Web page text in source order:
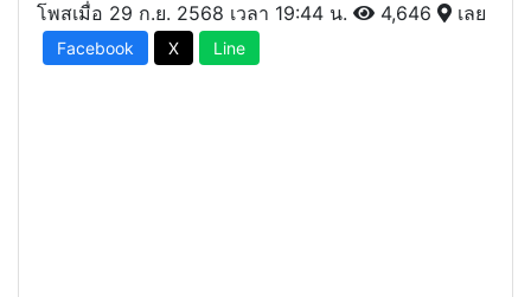
โพสเมื่อ 29 ก.ย. 2568 เวลา 19:44 น. 4,646 เลย
Facebook X Line